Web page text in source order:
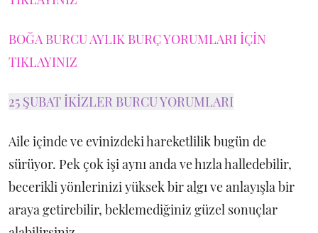
BOĞA BURCU AYLIK BURÇ YORUMLARI İÇİN
TIKLAYINIZ
25 ŞUBAT İKİZLER BURCU YORUMLARI
Aile içinde ve evinizdeki hareketlilik bugün de
sürüyor. Pek çok işi aynı anda ve hızla halledebilir,
becerikli yönlerinizi yüksek bir algı ve anlayışla bir
araya getirebilir, beklemediğiniz güzel sonuçlar